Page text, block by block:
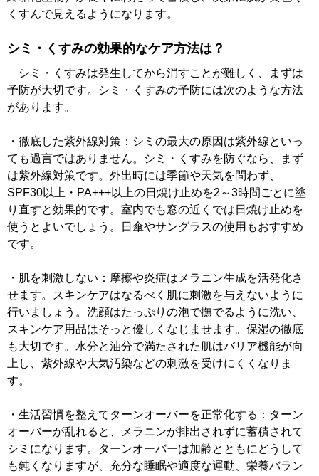
くすんで見えるようになります。
シミ・くすみの効果的なケア方法は？
シミ・くすみは発生してから消すことが難しく、まずは
予防が大切です。シミ・くすみの予防には次のような方法
があります。
・徹底した紫外線対策：シミの最大の原因は紫外線といっ
ても過言ではありません。シミ・くすみを防ぐなら、まず
は紫外線対策です。外出時には季節や天気を問わず、
SPF30以上・PA+++以上の日焼け止めを2～3時間ごとに塗
り直すと効果的です。室内でも窓の近くでは日焼け止めを
使うとよいでしょう。日傘やサングラスの使用もおすすめ
です。
・肌を刺激しない：摩擦や炎症はメラニン生成を活発化さ
せます。スキンケアはなるべく肌に刺激を与えないように
行いましょう。洗顔はたっぷりの泡で撫でるように洗い、
スキンケア用品はそっと優しくなじませます。保湿の徹底
も大切です。水分と油分で満たされた肌はバリア機能が向
上し、紫外線や大気汚染などの刺激を受けにくくなりま
す。
・生活習慣を整えてターンオーバーを正常化する：ターン
オーバーが乱れると、メラニンが排出されずに蓄積されて
シミになります。ターンオーバーは加齢とともにどうして
も鈍くなりますが、充分な睡眠や適度な運動、栄養バラン